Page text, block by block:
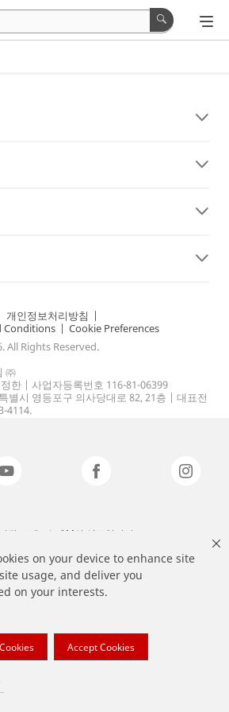
on your device to enhance site
usage, and deliver you
on your interests.
Accept Cookies
개인정보처리방침 |
Conditions | Cookie Preferences
All Rights Reserved.
㈜
한 | 사업자등록번호 116-81-06399
별시 영등포구 의사당대로 82, 21층 | 대표전
4114.
된 브랜드는 3M의 상표입니다.